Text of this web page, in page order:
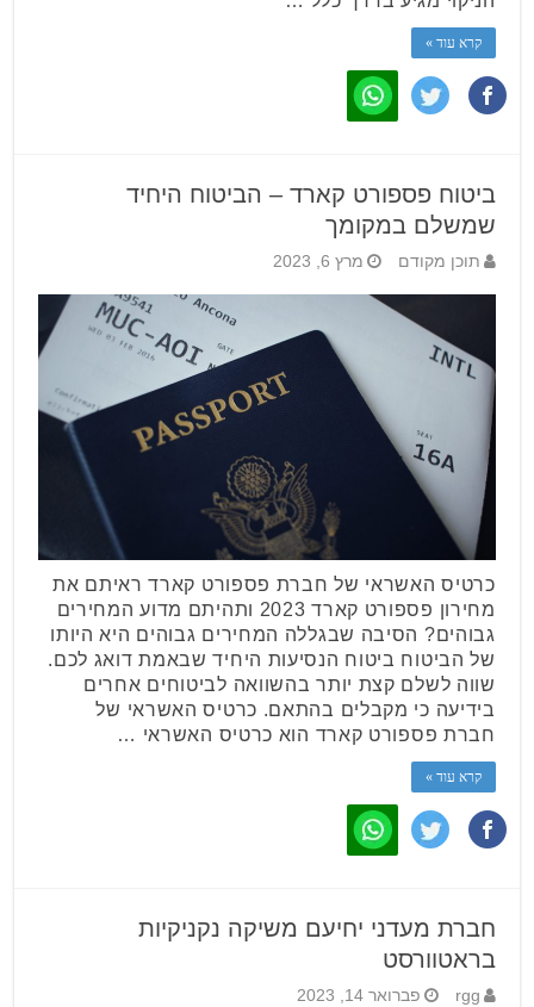
קרא עוד »
ביטוח פספורט קארד – הביטוח היחיד
שמשלם במקומך
תוכן מקודם מרץ 6, 2023
כרטיס האשראי של חברת פספורט קארד ראיתם את
מחירון פספורט קארד 2023 ותהיתם מדוע המחירים
גבוהים? הסיבה שבגללה המחירים גבוהים היא היותו
של הביטוח ביטוח הנסיעות היחיד שבאמת דואג לכם.
שווה לשלם קצת יותר בהשוואה לביטוחים אחרים
בידיעה כי מקבלים בהתאם. כרטיס האשראי של
חברת פספורט קארד הוא כרטיס האשראי …
קרא עוד »
חברת מעדני יחיעם משיקה נקניקיות
בראטוורסט
rgg פברואר 14, 2023